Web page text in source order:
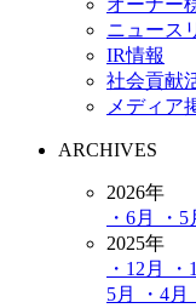
オーナー
ニュース
IR情報
社会貢献
メディア
ARCHIVES
2026年
・6月
・5
2025年
・12月
・
5月
・4月